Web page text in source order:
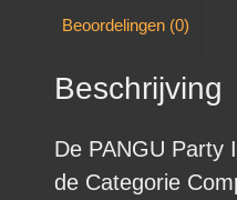
Beoordelingen (0)
Beschrijving
De PANGU Party
de Categorie